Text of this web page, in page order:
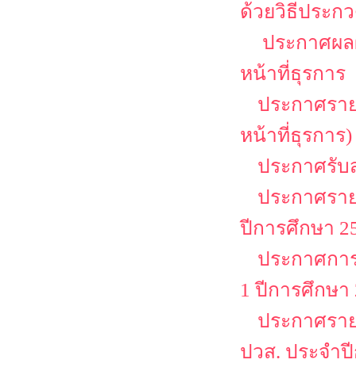
ด้วยวิธีประก
ประกาศผ
หน้าที่ธุรการ
ประกาศรา
หน้าที่ธุรการ)
ประกาศรั
ประกาศรา
ปีการศึกษา
ประกาศกา
1 ปีการศึกษา
ประกาศร
ปวส. ประจำ